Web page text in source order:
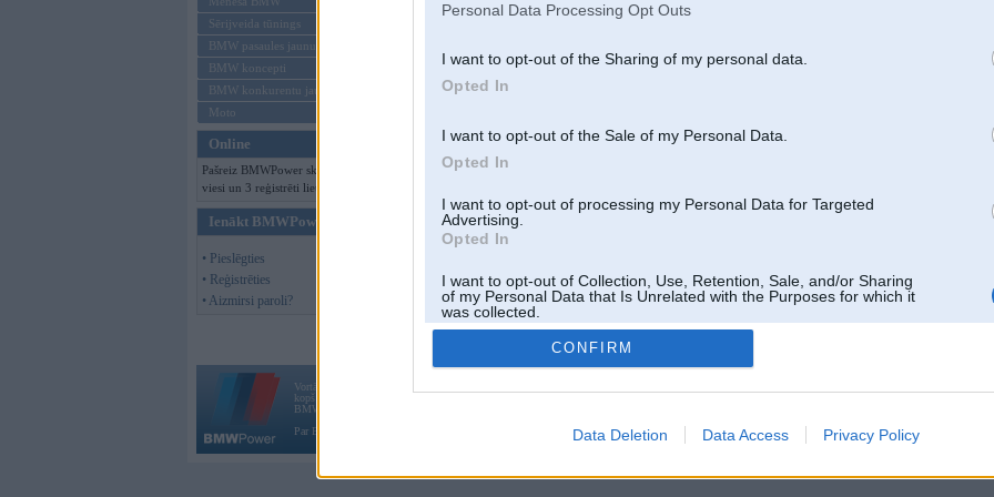
Personal Data Processing Opt Outs
I want to opt-out of the Sharing of my personal data.
Opted In
I want to opt-out of the Sale of my Personal Data.
Opted In
I want to opt-out of processing my Personal Data for Targeted
Advertising.
Opted In
I want to opt-out of Collection, Use, Retention, Sale, and/or Sharing
of my Personal Data that Is Unrelated with the Purposes for which it
was collected.
Opted Out
CONFIRM
Data Deletion Data Access Privacy Policy
Sērijveida tūnings
BMW pasaules jaunumi
BMW koncepti
BMW konkurentu jaunumi
Moto
Online
Pašreiz BMWPower skatās 132
viesi un 3 reģistrēti lietotāji.
Ienākt BMWPower
• Pieslēgties
• Reģistrēties
• Aizmirsi paroli?
Vortāls BMWPower.lv darbojas
kopš 2002. gada 14. maija. Tas nav auto klubs un nav saistīts ar
BMW AG.
Par BMWPower